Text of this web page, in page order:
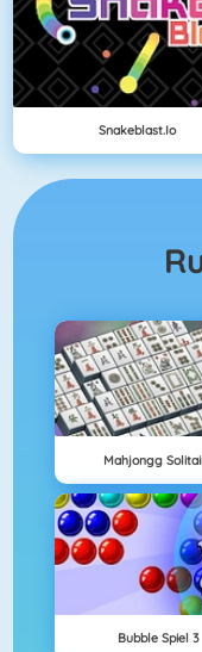
Snakeblast.io
Mahjongg
Bubble Spiel 3